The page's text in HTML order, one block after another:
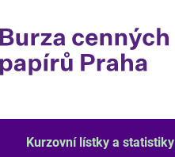
Kurzovní lístky a statistiky